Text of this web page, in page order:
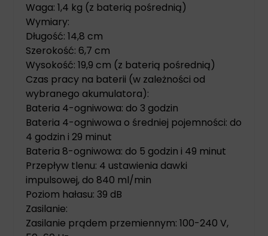
Waga: 1,4 kg (z baterią pośrednią)
Wymiary:
Długość: 14,8 cm
Szerokość: 6,7 cm
Wysokość: 19,9 cm (z baterią pośrednią)
Czas pracy na baterii (w zależności od
wybranego akumulatora):
Bateria 4-ogniwowa: do 3 godzin
Bateria 4-ogniwowa o średniej pojemności: do
4 godzin i 29 minut
Bateria 8-ogniwowa: do 5 godzin i 49 minut
Przepływ tlenu: 4 ustawienia dawki
impulsowej, do 840 ml/min
Poziom hałasu: 39 dB
Zasilanie:
Zasilanie prądem przemiennym: 100-240 V,